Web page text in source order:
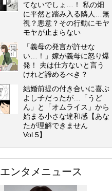
てないでしょ…！ 私の畑
に平然と踏み入る隣人…無
視？悪意？その行動にモヤ
モヤが止まらない
「義母の発言が許せな
い…！」嫁が義母に怒り爆
発！ 夫は仕方ないと言う
けれど諦めるべき？
結婚前提の付き合いに喜ぶ
よし子だったが…「うど
ん」と「オムライス」から
始まる小さな違和感【あな
たが理解できません
Vol.5】
エンタメニュース